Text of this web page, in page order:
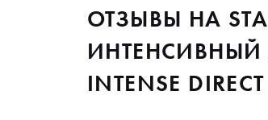
ОТЗЫВЫ НА
ИНТЕНСИВНЫЙ
INTENSE